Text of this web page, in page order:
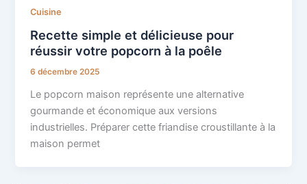
Cuisine
Recette simple et délicieuse pour
réussir votre popcorn à la poêle
6 décembre 2025
Le popcorn maison représente une alternative
gourmande et économique aux versions
industrielles. Préparer cette friandise croustillante à la
maison permet